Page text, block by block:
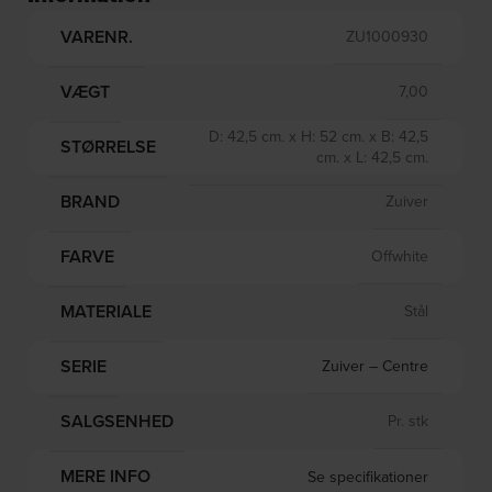
VARENR. ZU1000930
VÆGT 7,00
STØRRELSE
D: 42,5 cm. x H: 52 cm. x B: 42,5
cm. x L: 42,5 cm.
BRAND Zuiver
FARVE Offwhite
MATERIALE Stål
SERIE Zuiver – Centre
SALGSENHED Pr. stk
MERE INFO Se specifikationer